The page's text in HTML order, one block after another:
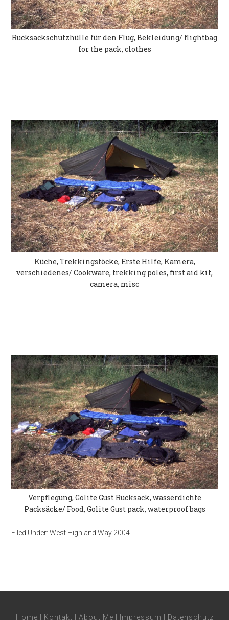
Rucksackschutzhülle für den Flug, Bekleidung/ flightbag
for the pack, clothes
Küche, Trekkingstöcke, Erste Hilfe, Kamera,
verschiedenes/ Cookware, trekking poles, first aid kit,
camera, misc
Verpflegung, Golite Gust Rucksack, wasserdichte
Packsäcke/ Food, Golite Gust pack, waterproof bags
Filed Under:West Highland Way 2004
Home | Kontakt | About Me | Impressum | Datenschutz